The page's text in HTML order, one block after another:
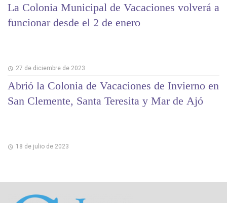
La Colonia Municipal de Vacaciones volverá a
funcionar desde el 2 de enero
27 de diciembre de 2023
Abrió la Colonia de Vacaciones de Invierno en
San Clemente, Santa Teresita y Mar de Ajó
18 de julio de 2023